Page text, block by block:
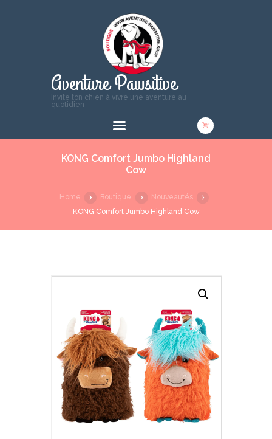
Aventure Pawsitive
Invite ton chien à vivre une aventure au
quotidien
KONG Comfort Jumbo Highland
Cow
Home Boutique
Nouveautés
KONG Comfort Jumbo Highland Cow